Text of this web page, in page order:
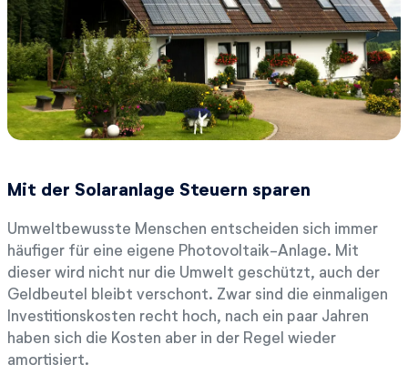
Mit der Solaranlage Steuern sparen
Umweltbewusste Menschen entscheiden sich immer
häufiger für eine eigene Photovoltaik-Anlage. Mit
dieser wird nicht nur die Umwelt geschützt, auch der
Geldbeutel bleibt verschont. Zwar sind die einmaligen
Investitionskosten recht hoch, nach ein paar Jahren
haben sich die Kosten aber in der Regel wieder
amortisiert.